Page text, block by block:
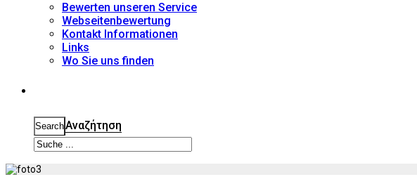
Bewerten unseren Service
Webseitenbewertung
Kontakt Informationen
Links
Wo Sie uns finden
SearchΑναζήτηση